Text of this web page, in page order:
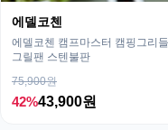
에델코첸
에델코첸 캠프마스터 캠핑그리
그릴팬 스텐불판
75,900원
42%43,900원